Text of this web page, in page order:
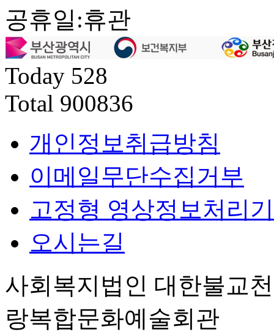
공휴일:휴관
Today 528
Total 900836
개인정보취급방침
이메일무단수집거부
고정형 영상정보처리
오시는길
사회복지법인 대한불교
랑복합문화예술회관